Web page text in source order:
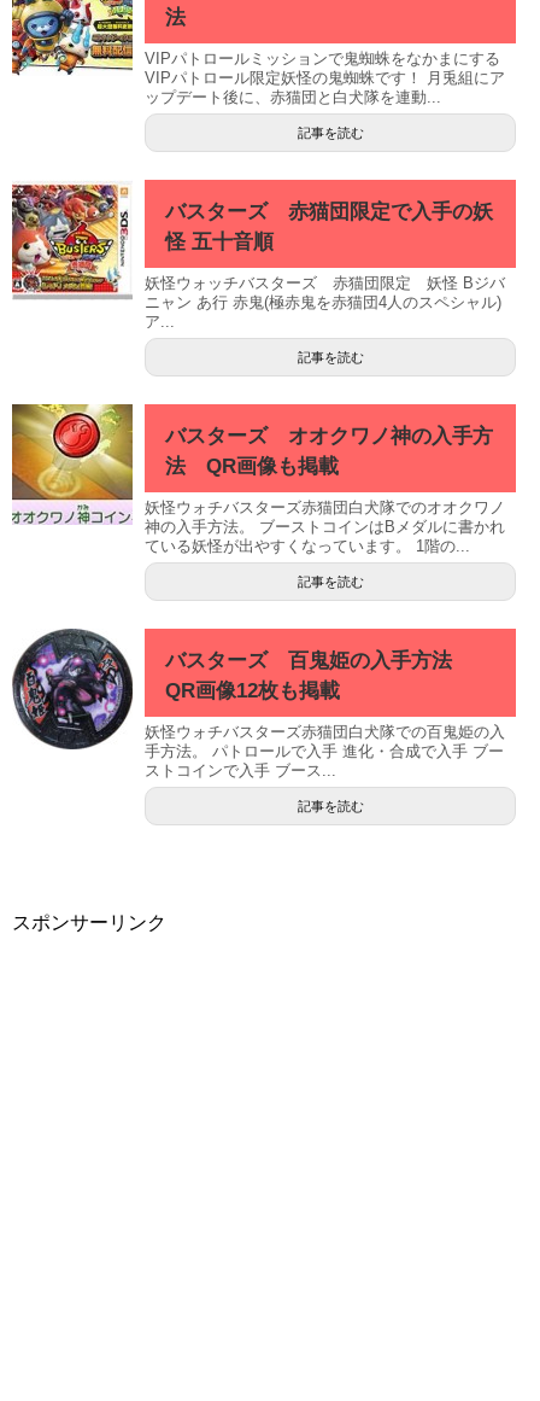
法
VIPパトロールミッションで鬼蜘蛛をなかまにする
VIPパトロール限定妖怪の鬼蜘蛛です！ 月兎組にア
ップデート後に、赤猫団と白犬隊を連動...
記事を読む
バスターズ 赤猫団限定で入手の妖
怪 五十音順
妖怪ウォッチバスターズ 赤猫団限定 妖怪 Bジバ
ニャン あ行 赤鬼(極赤鬼を赤猫団4人のスペシャル)
ア...
記事を読む
バスターズ オオクワノ神の入手方
法 QR画像も掲載
妖怪ウォチバスターズ赤猫団白犬隊でのオオクワノ
神の入手方法。 ブーストコインはBメダルに書かれ
ている妖怪が出やすくなっています。 1階の...
記事を読む
バスターズ 百鬼姫の入手方法
QR画像12枚も掲載
妖怪ウォチバスターズ赤猫団白犬隊での百鬼姫の入
手方法。 パトロールで入手 進化・合成で入手 ブー
ストコインで入手 ブース...
記事を読む
スポンサーリンク